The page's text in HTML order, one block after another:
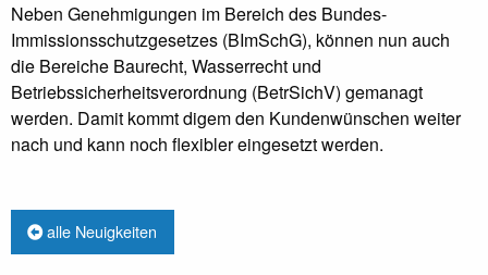
Neben Genehmigungen im Bereich des Bundes-
Immissionsschutzgesetzes (BImSchG), können nun auch
die Bereiche Baurecht, Wasserrecht und
Betriebssicherheitsverordnung (BetrSichV) gemanagt
werden. Damit kommt digem den Kundenwünschen weiter
nach und kann noch flexibler eingesetzt werden.
alle Neuigkeiten